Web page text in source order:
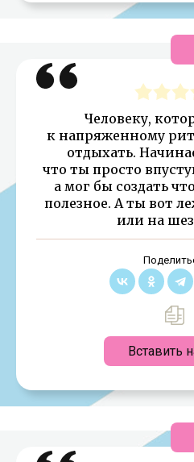
Человеку,
к напряженному
отдыхать.
что ты просто
а мог бы создать
полезное. А ты вот
или на
Вставить